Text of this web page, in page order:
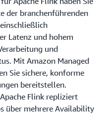
der branchenführenden
Latenz und hohem
und
Mit Amazon Managed
Sie sichere, konforme
bereitstellen.
Flink repliziert
über mehrere Availability